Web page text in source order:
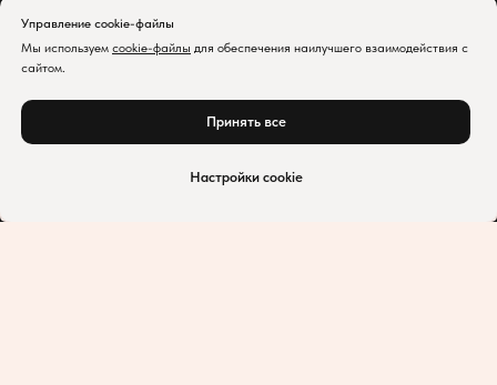
Нет в наличии
Для волос
Арома
конфиденциальности
Управление cookie-файлы
Мы используем cookie-файлы для обеспечения наилучшего взаимодействия с
сайтом.
Принять все
Настройки cookie